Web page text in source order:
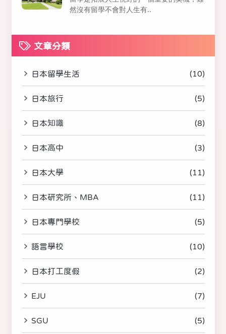
然沒有留學不會對人生有..
文章分類
日本留學生活 (10)
日本旅行 (5)
日本知識 (8)
日本高中 (3)
日本大學 (11)
日本研究所、MBA (11)
日本專門學校 (5)
語言學校 (10)
日本打工度假 (2)
EJU (7)
SGU (5)